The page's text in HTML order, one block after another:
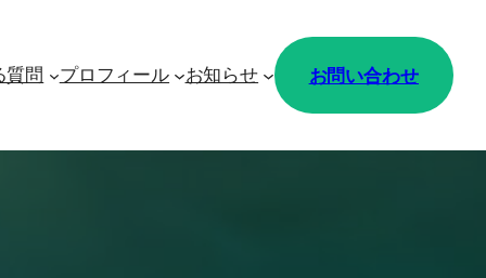
質問 プロフィール お知らせ お問い合わせ